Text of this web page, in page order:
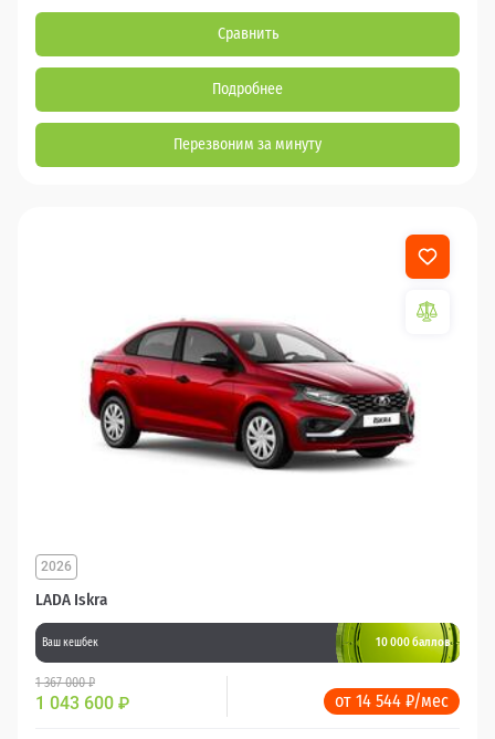
Сравнить
Подробнее
Перезвоним за минуту
LADA Iskra
2026
Ваш кешбек 10 000 баллов
1 367 000 ₽
1 043 600 ₽ от 14 544 ₽/мес